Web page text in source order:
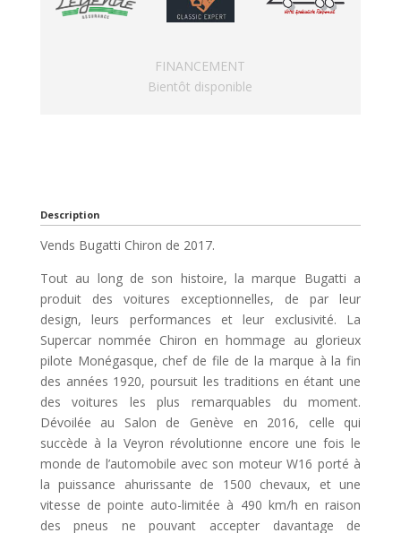
FINANCEMENT
Bientôt disponible
Description
Vends Bugatti Chiron de 2017.
Tout au long de son histoire, la marque Bugatti a
produit des voitures exceptionnelles, de par leur
design, leurs performances et leur exclusivité. La
Supercar nommée Chiron en hommage au glorieux
pilote Monégasque, chef de file de la marque à la fin
des années 1920, poursuit les traditions en étant une
des voitures les plus remarquables du moment.
Dévoilée au Salon de Genève en 2016, celle qui
succède à la Veyron révolutionne encore une fois le
monde de l’automobile avec son moteur W16 porté à
la puissance ahurissante de 1500 chevaux, et une
vitesse de pointe auto-limitée à 490 km/h en raison
des pneus ne pouvant accepter davantage de